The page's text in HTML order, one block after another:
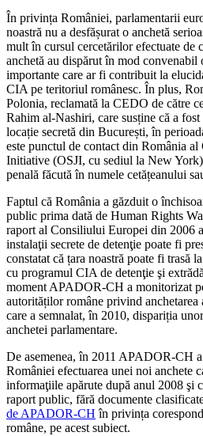
În privința României, parlamentarii
noastră nu a desfășurat o anchetă
mult în cursul cercetărilor efectuate de
anchetă au dispărut în mod convenabil
importante care ar fi contribuit la
CIA pe teritoriul românesc. În plus,
Polonia, reclamată la CEDO de către
Rahim al-Nashiri, care susține că a
locație secretă din București, în
este punctul de contact din România al
Initiative (OSJI, cu sediul la New
penală făcută în numele cetățeanului
Faptul că România a găzduit o
public prima dată de Human Rights
raport al Consiliului Europei din 2006
instalaţii secrete de detenţie poate fi
constatat că țara noastră poate fi trasă
cu programul CIA de detenţie şi
moment APADOR-CH a monitorizat
autorităților române privind
care a semnalat, în 2010, dispariția
anchetei parlamentare.
De asemenea, în 2011 APADOR-CH
României efectuarea unei noi anchete
informaţiile apărute după anul 2008 şi
raport public, fără documente
de APADOR-CH în privința
române, pe acest subiect.